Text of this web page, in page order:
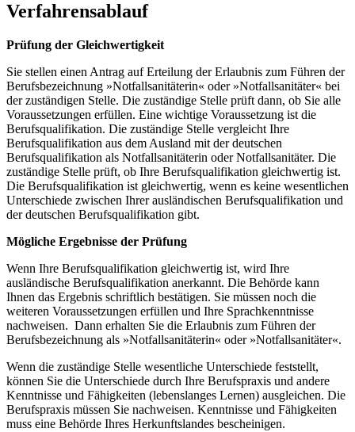
Verfahrensablauf
Prüfung der Gleichwertigkeit
Sie stellen einen Antrag auf Erteilung der Erlaubnis zum Führen der
Berufsbezeichnung »Notfallsanitäterin« oder »Notfallsanitäter« bei
der zuständigen Stelle. Die zuständige Stelle prüft dann, ob Sie alle
Voraussetzungen erfüllen. Eine wichtige Voraussetzung ist die
Berufsqualifikation. Die zuständige Stelle vergleicht Ihre
Berufsqualifikation aus dem Ausland mit der deutschen
Berufsqualifikation als Notfallsanitäterin oder Notfallsanitäter. Die
zuständige Stelle prüft, ob Ihre Berufsqualifikation gleichwertig ist.
Die Berufsqualifikation ist gleichwertig, wenn es keine wesentlichen
Unterschiede zwischen Ihrer ausländischen Berufsqualifikation und
der deutschen Berufsqualifikation gibt.
Mögliche Ergebnisse der Prüfung
Wenn Ihre Berufsqualifikation gleichwertig ist, wird Ihre
ausländische Berufsqualifikation anerkannt. Die Behörde kann
Ihnen das Ergebnis schriftlich bestätigen. Sie müssen noch die
weiteren Voraussetzungen erfüllen und Ihre Sprachkenntnisse
nachweisen. Dann erhalten Sie die Erlaubnis zum Führen der
Berufsbezeichnung als »Notfallsanitäterin« oder »Notfallsanitäter«.
Wenn die zuständige Stelle wesentliche Unterschiede feststellt,
können Sie die Unterschiede durch Ihre Berufspraxis und andere
Kenntnisse und Fähigkeiten (lebenslanges Lernen) ausgleichen. Die
Berufspraxis müssen Sie nachweisen. Kenntnisse und Fähigkeiten
muss eine Behörde Ihres Herkunftslandes bescheinigen.